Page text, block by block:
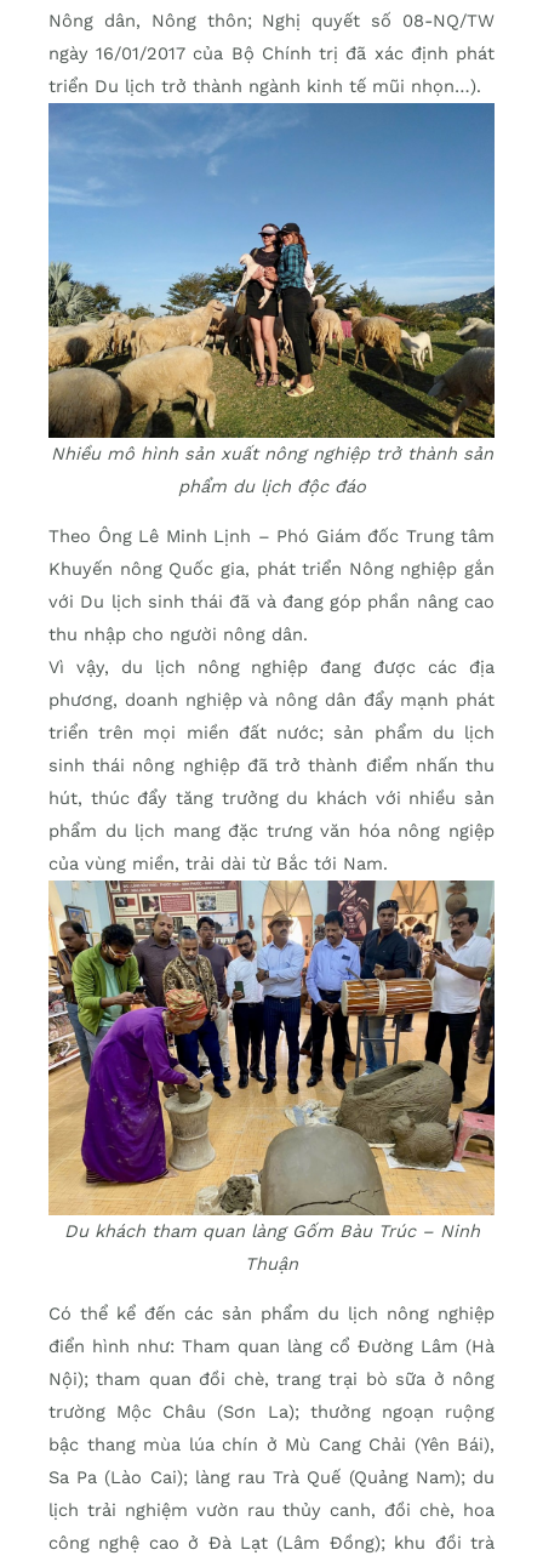
Nông dân, Nông thôn; Nghị quyết số 08-NQ/TW
ngày 16/01/2017 của Bộ Chính trị đã xác định phát
triển Du lịch trở thành ngành kinh tế mũi nhọn…).
Nhiều mô hình sản xuất nông nghiệp trở thành sản
phẩm du lịch độc đáo
Theo Ông Lê Minh Lịnh – Phó Giám đốc Trung tâm
Khuyến nông Quốc gia, phát triển Nông nghiệp gắn
với Du lịch sinh thái đã và đang góp phần nâng cao
thu nhập cho người nông dân.
Vì vậy, du lịch nông nghiệp đang được các địa
phương, doanh nghiệp và nông dân đẩy mạnh phát
triển trên mọi miền đất nước; sản phẩm du lịch
sinh thái nông nghiệp đã trở thành điểm nhấn thu
hút, thúc đẩy tăng trưởng du khách với nhiều sản
phẩm du lịch mang đặc trưng văn hóa nông ngiệp
của vùng miền, trải dài từ Bắc tới Nam.
Du khách tham quan làng Gốm Bàu Trúc – Ninh
Thuận
Có thể kể đến các sản phẩm du lịch nông nghiệp
điển hình như: Tham quan làng cổ Đường Lâm (Hà
Nội); tham quan đồi chè, trang trại bò sữa ở nông
trường Mộc Châu (Sơn La); thưởng ngoạn ruộng
bậc thang mùa lúa chín ở Mù Cang Chải (Yên Bái),
Sa Pa (Lào Cai); làng rau Trà Quế (Quảng Nam); du
lịch trải nghiệm vườn rau thủy canh, đồi chè, hoa
công nghệ cao ở Đà Lạt (Lâm Đồng); khu đồi trà